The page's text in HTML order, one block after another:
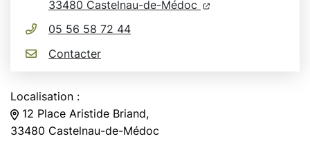
33480 Castelnau-de-Médoc (ouverture dans un
(ouverture dans
05 56 58 72 44
Contacter
Localisation :
12 Place Aristide Briand,
33480 Castelnau-de-Médoc